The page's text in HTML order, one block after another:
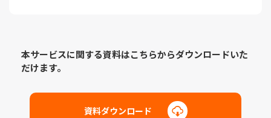
本サービスに関する資料はこちらからダウンロードいた
だけます。
資料ダウンロード